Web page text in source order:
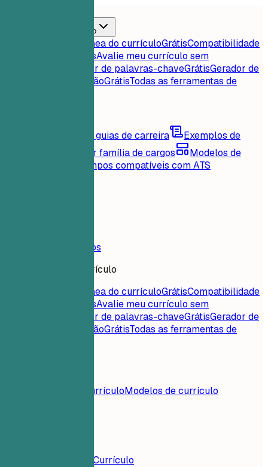
Ferramentas de currículo
Pontuação instantânea do currículoGrátisCompatibilidade
GrátisAvalie meu currículo sem
Extrator de palavras-chaveGrátisGerador de
carta de apresentaçãoGrátisTodas as ferramentas de
Conselhos e guias de carreira
Exemplos de
Explore por família de cargos
Modelos de
Layouts limpos compatíveis com ATS
Preços
Ferramentas de currículo
Pontuação instantânea do currículoGrátisCompatibilidade
GrátisAvalie meu currículo sem
Extrator de palavras-chaveGrátisGerador de
carta de apresentaçãoGrátisTodas as ferramentas de
Exemplos de currículoModelos de currículo
Construtor de Currículo